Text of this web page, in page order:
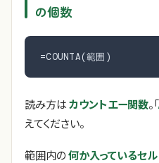
の個数
=COUNTA(範囲)
読み方はカウントエー関数。「
えてください。
範囲内の何か入っているセル